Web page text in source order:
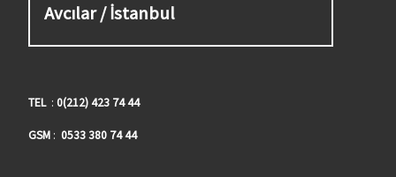
Avcılar / İstanbul
TEL : 0(212) 423 74 44
GSM: 0533 380 74 44